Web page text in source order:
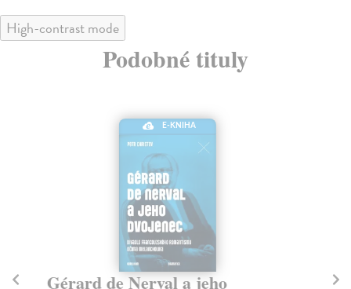
High-contrast mode
Podobné tituly
E-KNIHA
Gérard de Nerval a jeho